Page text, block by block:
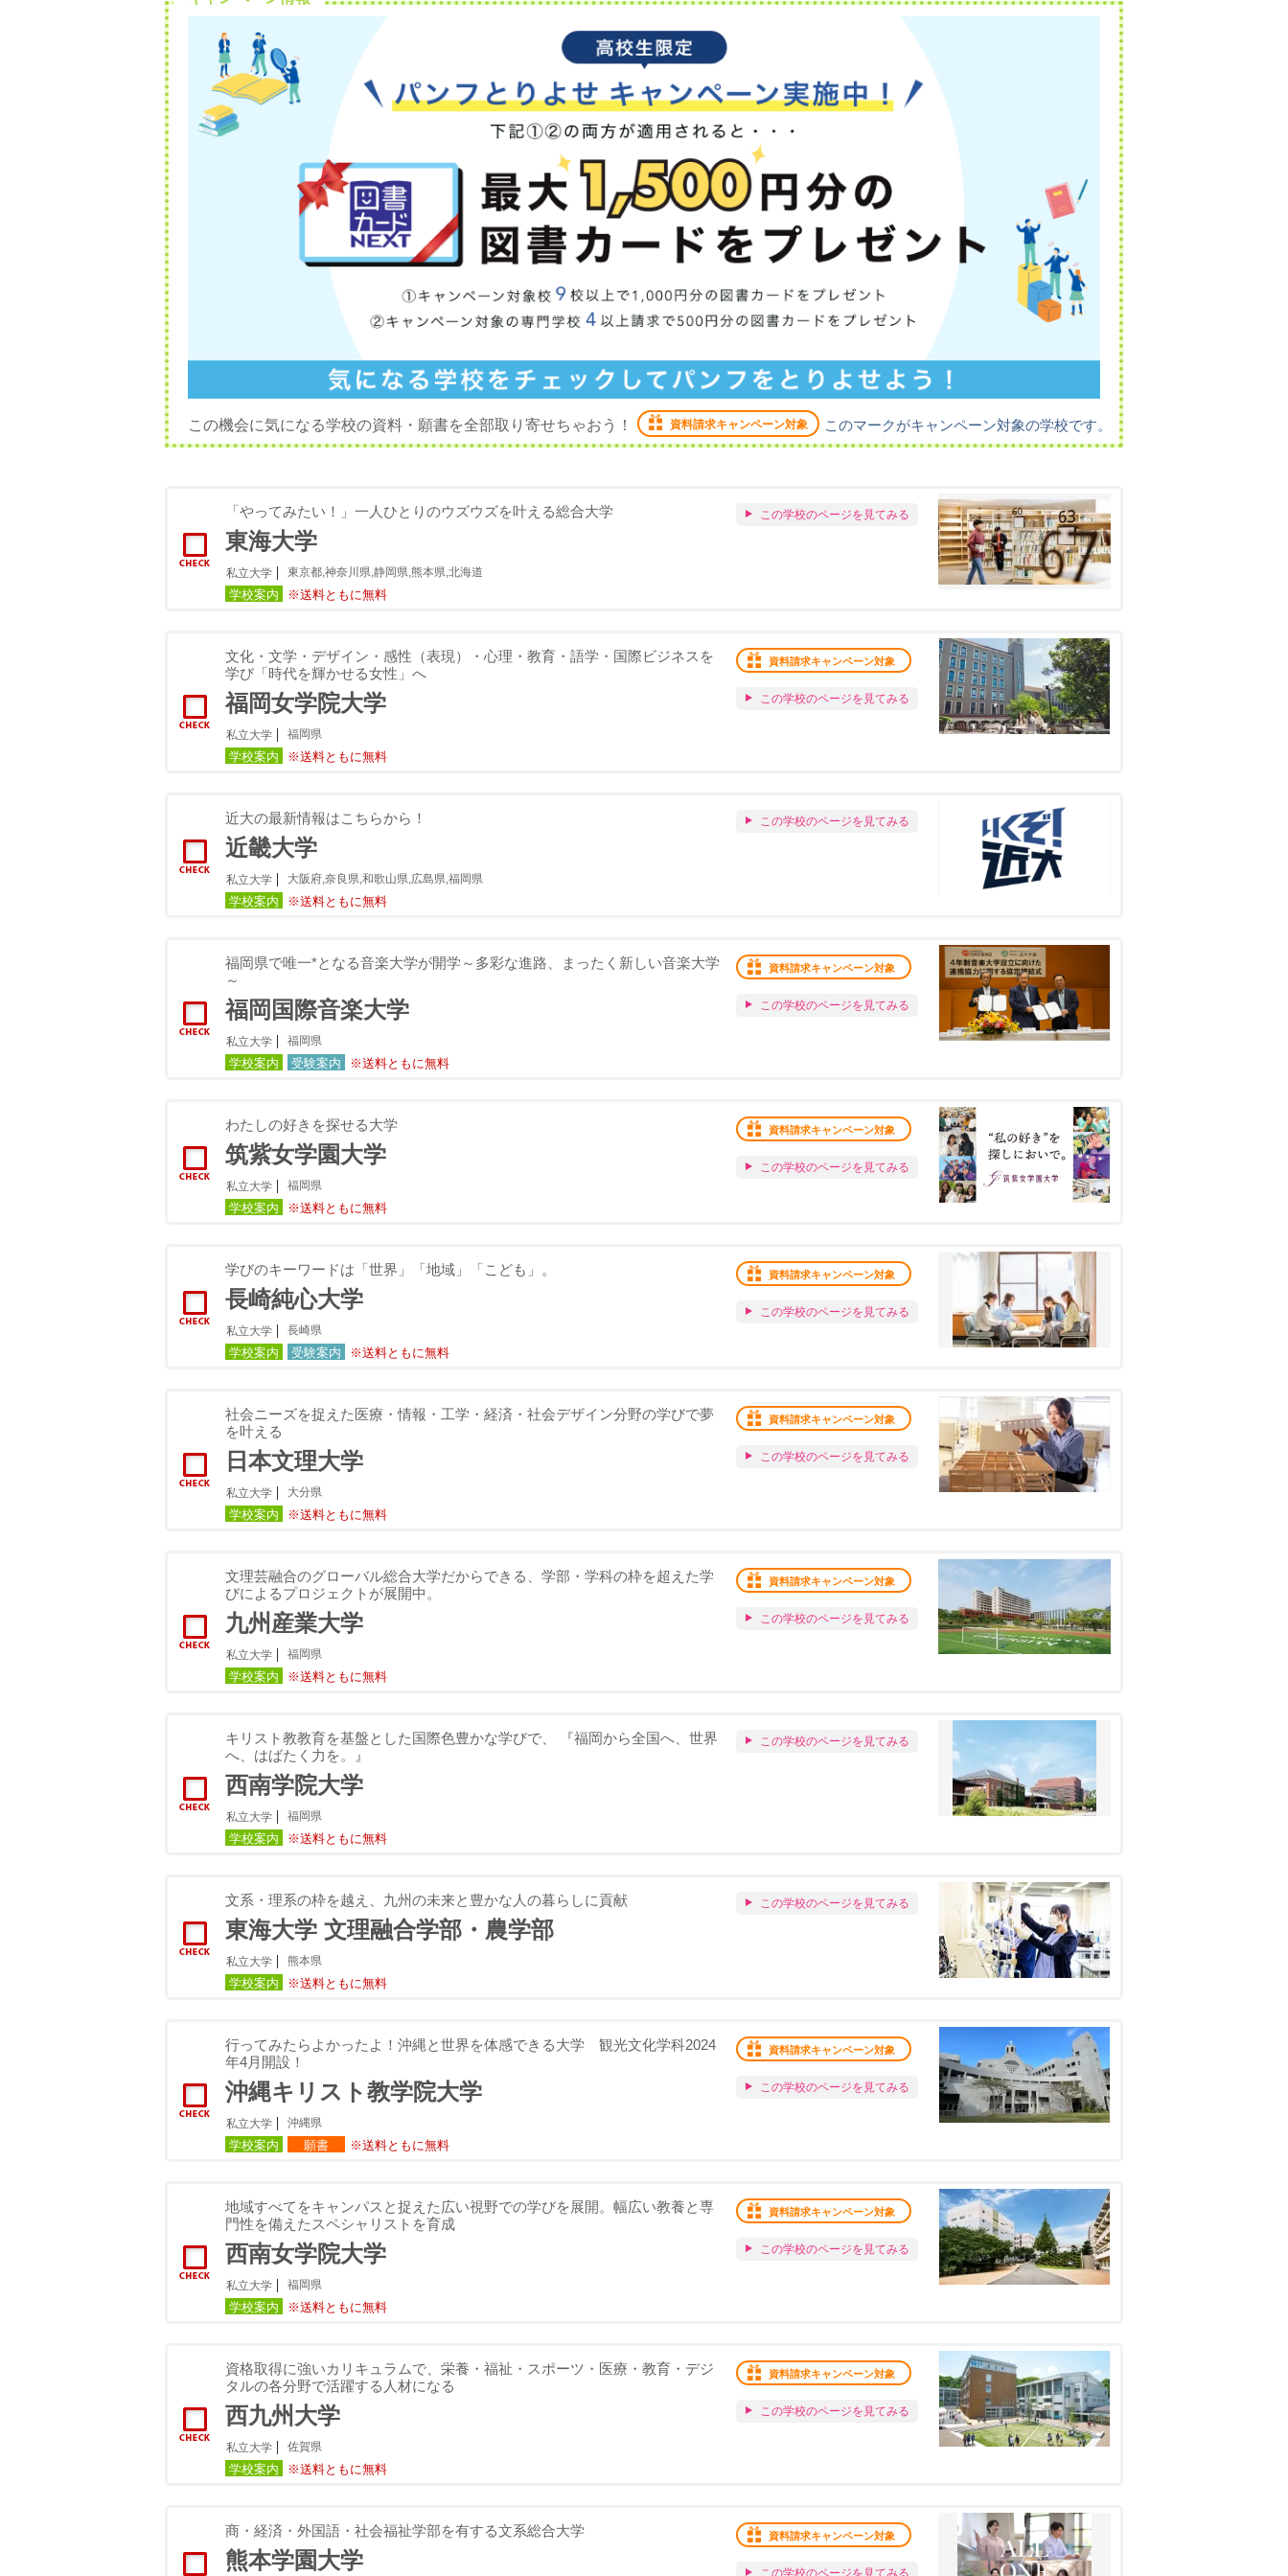
この機会に気になる学校の資料・願書を全部取り寄せちゃおう！ 資料請求キャンペーン対象 このマークがキャンペーン対象の学校です。
「やってみたい！」一人ひとりのウズウズを叶える総合大学
東海大学
私立大学 東京都,神奈川県,静岡県,熊本県,北海道
学校案内 ※送料ともに無料
この学校のページを見てみる
文化・文学・デザイン・感性（表現）・心理・教育・語学・国際ビジネスを
学び「時代を輝かせる女性」へ
福岡女学院大学
私立大学 福岡県
学校案内 ※送料ともに無料
資料請求キャンペーン対象
この学校のページを見てみる
近大の最新情報はこちらから！
近畿大学
私立大学 大阪府,奈良県,和歌山県,広島県,福岡県
学校案内 ※送料ともに無料
この学校のページを見てみる
福岡県で唯一*となる音楽大学が開学～多彩な進路、まったく新しい音楽大学
～
福岡国際音楽大学
私立大学 福岡県
学校案内 受験案内 ※送料ともに無料
資料請求キャンペーン対象
この学校のページを見てみる
わたしの好きを探せる大学
筑紫女学園大学
私立大学 福岡県
学校案内 ※送料ともに無料
資料請求キャンペーン対象
この学校のページを見てみる
学びのキーワードは「世界」「地域」「こども」。
長崎純心大学
私立大学 長崎県
学校案内 受験案内 ※送料ともに無料
資料請求キャンペーン対象
この学校のページを見てみる
社会ニーズを捉えた医療・情報・工学・経済・社会デザイン分野の学びで夢
を叶える
日本文理大学
私立大学 大分県
学校案内 ※送料ともに無料
資料請求キャンペーン対象
この学校のページを見てみる
文理芸融合のグローバル総合大学だからできる、学部・学科の枠を超えた学
びによるプロジェクトが展開中。
九州産業大学
私立大学 福岡県
学校案内 ※送料ともに無料
資料請求キャンペーン対象
この学校のページを見てみる
キリスト教教育を基盤とした国際色豊かな学びで、 『福岡から全国へ、世界
へ、はばたく力を。』
西南学院大学
私立大学 福岡県
学校案内 ※送料ともに無料
この学校のページを見てみる
文系・理系の枠を越え、九州の未来と豊かな人の暮らしに貢献
東海大学 文理融合学部・農学部
私立大学 熊本県
学校案内 ※送料ともに無料
この学校のページを見てみる
行ってみたらよかったよ！沖縄と世界を体感できる大学 観光文化学科2024
年4月開設！
沖縄キリスト教学院大学
私立大学 沖縄県
学校案内 願書 ※送料ともに無料
資料請求キャンペーン対象
この学校のページを見てみる
地域すべてをキャンパスと捉えた広い視野での学びを展開。幅広い教養と専
門性を備えたスペシャリストを育成
西南女学院大学
私立大学 福岡県
学校案内 ※送料ともに無料
資料請求キャンペーン対象
この学校のページを見てみる
資格取得に強いカリキュラムで、栄養・福祉・スポーツ・医療・教育・デジ
タルの各分野で活躍する人材になる
西九州大学
私立大学 佐賀県
学校案内 ※送料ともに無料
資料請求キャンペーン対象
この学校のページを見てみる
商・経済・外国語・社会福祉学部を有する文系総合大学
熊本学園大学
資料請求キャンペーン対象